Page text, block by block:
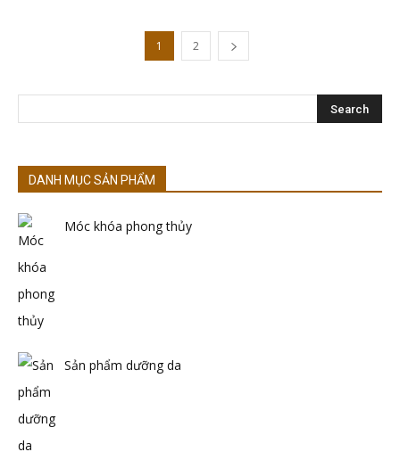
1 2
DANH MỤC SẢN PHẨM
Móc khóa phong thủy
Sản phẩm dưỡng da